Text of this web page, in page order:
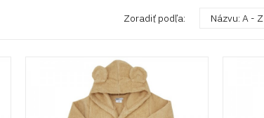
Zoradiť podľa: Názvu: A - Z